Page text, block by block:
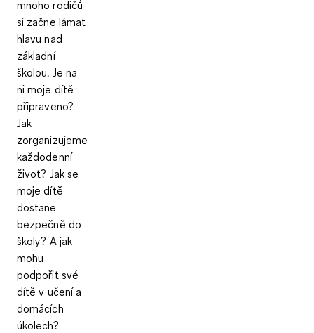
mnoho rodičů
si začne lámat
hlavu nad
základní
školou. Je na
ni moje dítě
připraveno?
Jak
zorganizujeme
každodenní
život? Jak se
moje dítě
dostane
bezpečně do
školy? A jak
mohu
podpořit své
dítě v učení a
domácích
úkolech?